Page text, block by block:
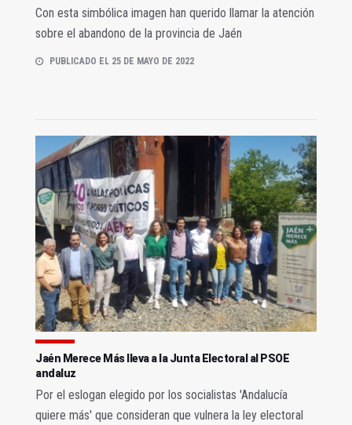
Con esta simbólica imagen han querido llamar la atención
sobre el abandono de la provincia de Jaén
PUBLICADO EL 25 DE MAYO DE 2022
Jaén Merece Más lleva a la Junta Electoral al PSOE
andaluz
Por el eslogan elegido por los socialistas 'Andalucía
quiere más' que consideran que vulnera la ley electoral